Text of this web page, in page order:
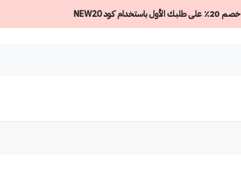
خصم 20٪ على طلبك الأول باستخدام كود NEW20